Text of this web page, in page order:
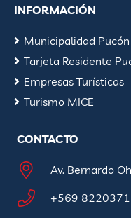
INFORMACIÓN
Municipalidad Pucón
Tarjeta Residente
Empresas Turísticas
Turismo MICE
CONTACTO
Av. Bernardo
+569